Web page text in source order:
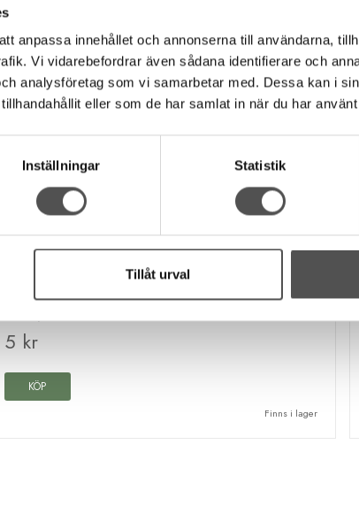
anpassa innehållet och annonserna till användarna,
Vi vidarebefordrar även sådana identifierare och
analysföretag som vi samarbetar med. Dessa kan i
eller som de har samlat in när du har
Inställningar Statistik
Tillåt urval
YKK Minikläpp till spiralblixtlås 4mm
mörkblå
Längd 21 mm
5 kr
KÖP
Finns i lager